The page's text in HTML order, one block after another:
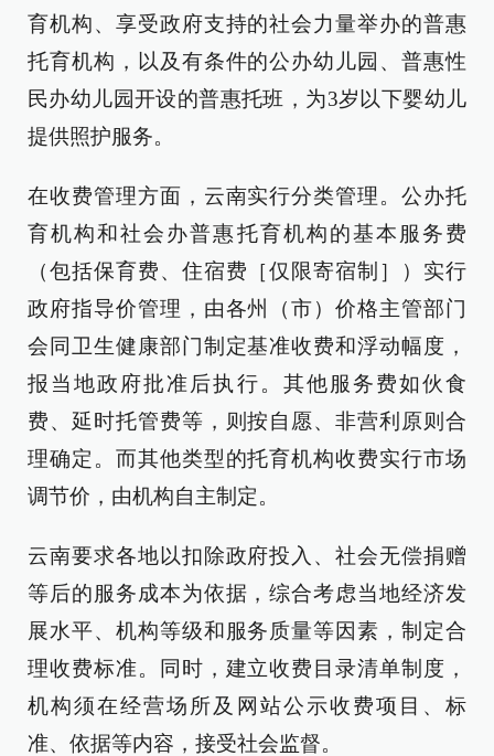
育机构、享受政府支持的社会力量举办的普惠
托育机构，以及有条件的公办幼儿园、普惠性
民办幼儿园开设的普惠托班，为3岁以下婴幼儿
提供照护服务。
在收费管理方面，云南实行分类管理。公办托
育机构和社会办普惠托育机构的基本服务费
（包括保育费、住宿费［仅限寄宿制］）实行
政府指导价管理，由各州（市）价格主管部门
会同卫生健康部门制定基准收费和浮动幅度，
报当地政府批准后执行。其他服务费如伙食
费、延时托管费等，则按自愿、非营利原则合
理确定。而其他类型的托育机构收费实行市场
调节价，由机构自主制定。
云南要求各地以扣除政府投入、社会无偿捐赠
等后的服务成本为依据，综合考虑当地经济发
展水平、机构等级和服务质量等因素，制定合
理收费标准。同时，建立收费目录清单制度，
机构须在经营场所及网站公示收费项目、标
准、依据等内容，接受社会监督。